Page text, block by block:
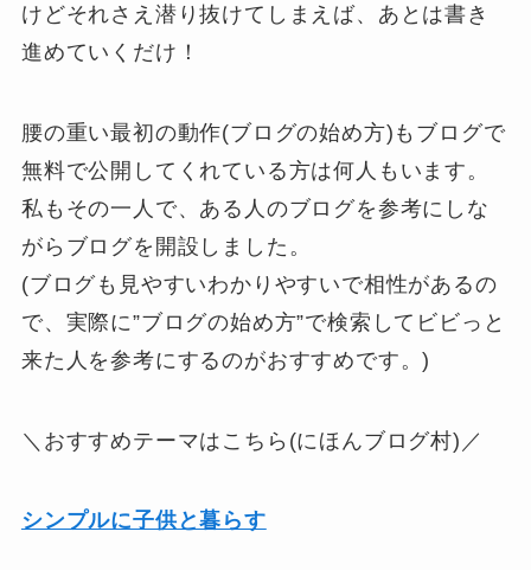
けどそれさえ潜り抜けてしまえば、あとは書き
進めていくだけ！
腰の重い最初の動作(ブログの始め方)もブログで
無料で公開してくれている方は何人もいます。
私もその一人で、ある人のブログを参考にしな
がらブログを開設しました。
(ブログも見やすいわかりやすいで相性があるの
で、実際に”ブログの始め方”で検索してビビっと
来た人を参考にするのがおすすめです。)
＼おすすめテーマはこちら(にほんブログ村)／
シンプルに子供と暮らす